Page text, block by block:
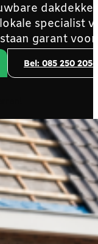
specialist
garant
Bel: 085 250 2056